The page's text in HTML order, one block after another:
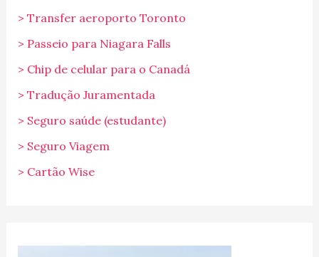
> Transfer aeroporto Toronto
> Passeio para Niagara Falls
> Chip de celular para o Canadá
> Tradução Juramentada
> Seguro saúde (estudante)
> Seguro Viagem
> Cartão Wise